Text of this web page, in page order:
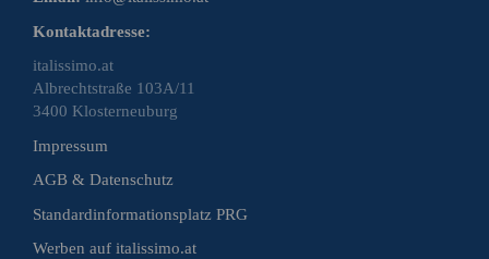
Kontaktadresse:
italissimo.at
Albrechtstraße 103A/11
3400 Klosterneuburg
Impressum
AGB & Datenschutz
Standardinformationsplatz PRG
Werben auf italissimo.at